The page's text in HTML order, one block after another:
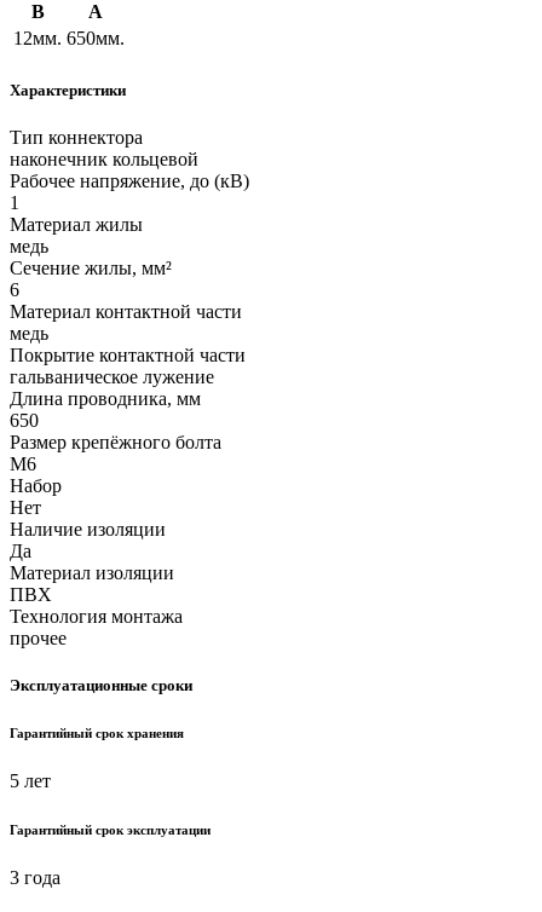
B
A
12мм. 650мм.
Характеристики
Тип коннектора
наконечник кольцевой
Рабочее напряжение, до (кВ)
1
Материал жилы
медь
Сечение жилы, мм²
6
Материал контактной части
медь
Покрытие контактной части
гальваническое лужение
Длина проводника, мм
650
Размер крепёжного болта
М6
Набор
Нет
Наличие изоляции
Да
Материал изоляции
ПВХ
Технология монтажа
прочее
Эксплуатационные сроки
Гарантийный срок хранения
5 лет
Гарантийный срок эксплуатации
3 года